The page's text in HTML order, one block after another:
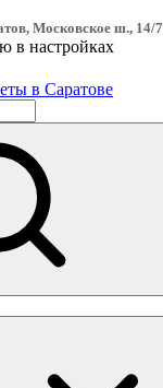
Московское ш., 14/7
в настройках
в Саратове